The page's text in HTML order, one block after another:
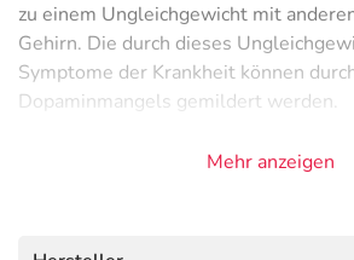
zu einem Ungleichgewicht mit
Gehirn. Die durch dieses
Symptome der Krankheit können
Dopaminmangels gemildert werden.
AnwendungsgebieteMehr anzeigen